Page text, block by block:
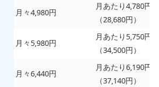
月々4,980円
月あたり4,780円
（28,680円）
月々5,980円
月あたり5,750円
（34,500円）
月々6,440円
月あたり6,190円
（37,140円）